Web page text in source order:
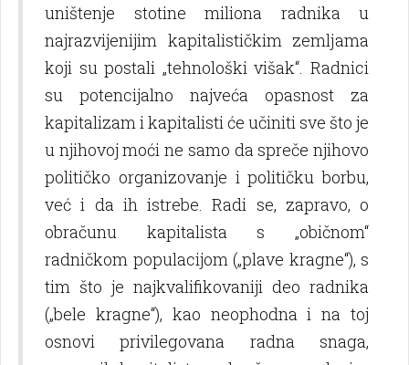
uništenje stotine miliona radnika u
najrazvijenijim kapitalističkim zemlјama
koji su postali „tehnološki višak“. Radnici
su potencijalno najveća opasnost za
kapitalizam i kapitalisti će učiniti sve što je
u njihovoj moći ne samo da spreče njihovo
političko organizovanje i političku borbu,
već i da ih istrebe. Radi se, zapravo, o
obračunu kapitalista s „običnom“
radničkom populacijom („plave kragne“), s
tim što je najkvalifikovaniji deo radnika
(„bele kragne“), kao neophodna i na toj
osnovi privilegovana radna snaga,